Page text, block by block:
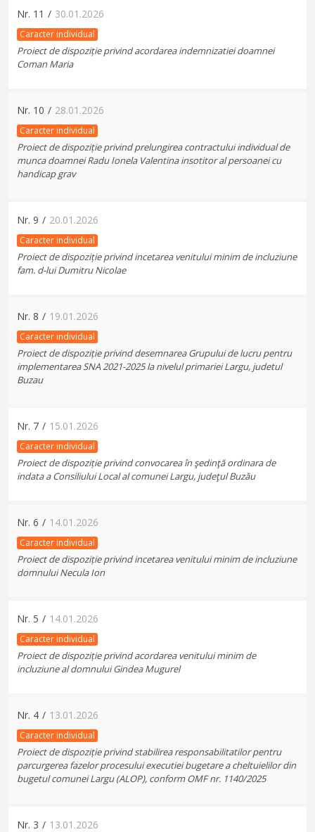
Nr. 11 / 30.01.2026
Caracter individual
Proiect de dispoziție privind acordarea indemnizatiei doamnei
Coman Maria
Nr. 10 / 28.01.2026
Caracter individual
Proiect de dispoziție privind prelungirea contractului individual de
munca doamnei Radu Ionela Valentina insotitor al persoanei cu
handicap grav
Nr. 9 / 20.01.2026
Caracter individual
Proiect de dispoziție privind incetarea venitului minim de incluziune
fam. d-lui Dumitru Nicolae
Nr. 8 / 19.01.2026
Caracter individual
Proiect de dispoziție privind desemnarea Grupului de lucru pentru
implementarea SNA 2021-2025 la nivelul primariei Largu, judetul
Buzau
Nr. 7 / 15.01.2026
Caracter individual
Proiect de dispoziție privind convocarea în şedinţă ordinara de
indata a Consiliului Local al comunei Largu, judeţul Buzău
Nr. 6 / 14.01.2026
Caracter individual
Proiect de dispoziție privind incetarea venitului minim de incluziune
domnului Necula Ion
Nr. 5 / 14.01.2026
Caracter individual
Proiect de dispoziție privind acordarea venitului minim de
incluziune al domnului Gindea Mugurel
Nr. 4 / 13.01.2026
Caracter individual
Proiect de dispoziție privind stabilirea responsabilitatilor pentru
parcurgerea fazelor procesului executiei bugetare a cheltuielilor din
bugetul comunei Largu (ALOP), conform OMF nr. 1140/2025
Nr. 3 / 13.01.2026